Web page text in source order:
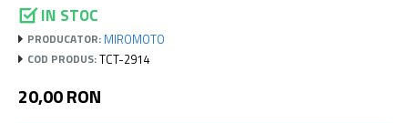
IN STOC
PRODUCATOR: MIROMOTO
COD PRODUS:TCT-2914
20,00 RON